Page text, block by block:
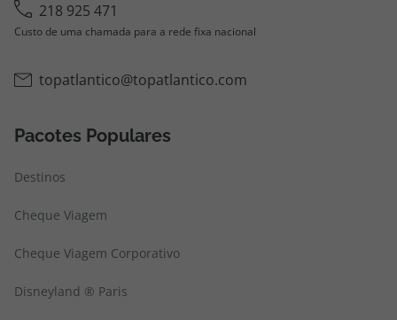
218 925 471
Custo de uma chamada para a rede fixa nacional
topatlantico@topatlantico.com
Pacotes Populares
Destinos
Cheque Viagem
Cheque Viagem Corporativo
Disneyland ® Paris